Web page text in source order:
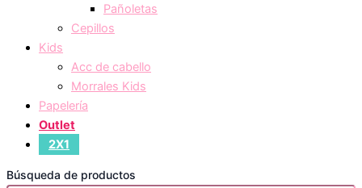
Pañoletas
Cepillos
Kids
Acc de cabello
Morrales Kids
Papelería
Outlet
2X1
Búsqueda de productos